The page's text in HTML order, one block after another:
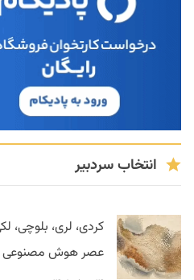
انتخاب سردبیر
کردی، لری، بلوچی،
عصر هوش مصنوعی